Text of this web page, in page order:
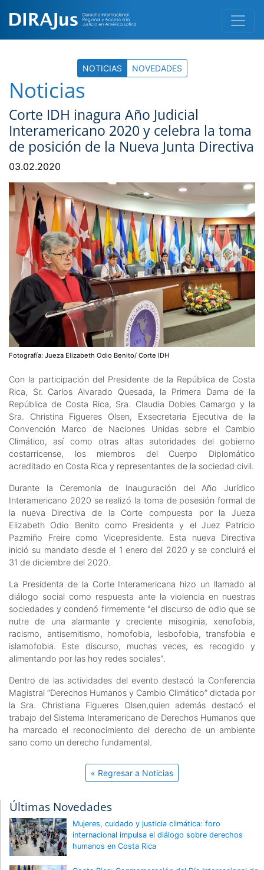
NOTICIAS NOVEDADES
Noticias
Corte IDH inagura Año Judicial
Interamericano 2020 y celebra la toma
de posición de la Nueva Junta Directiva
03.02.2020
Fotografía: Jueza Elizabeth Odio Benito/ Corte IDH
Con la participación del Presidente de la República de Costa
Rica, Sr. Carlos Alvarado Quesada, la Primera Dama de la
República de Costa Rica, Sra. Claudia Dobles Camargo y la
Sra. Christina Figueres Olsen, Exsecretaria Ejecutiva de la
Convención Marco de Naciones Unidas sobre el Cambio
Climático, así como otras altas autoridades del gobierno
costarricense, los miembros del Cuerpo Diplomático
acreditado en Costa Rica y representantes de la sociedad civil.
Durante la Ceremonia de Inauguración del Año Jurídico
Interamericano 2020 se realizó la toma de posesión formal de
la nueva Directiva de la Corte compuesta por la Jueza
Elizabeth Odio Benito como Presidenta y el Juez Patricio
Pazmiño Freire como Vicepresidente. Esta nueva Directiva
inició su mandato desde el 1 enero del 2020 y se concluirá el
31 de diciembre del 2020.
La Presidenta de la Corte Interamericana hizo un llamado al
diálogo social como respuesta ante la violencia en nuestras
sociedades y condenó firmemente "el discurso de odio que se
nutre de una alarmante y creciente misoginia, xenofobia,
racismo, antisemitismo, homofobia, lesbofobia, transfobia e
islamofobia. Este discurso, muchas veces, es recogido y
alimentando por las hoy redes sociales".
Dentro de las actividades del evento destacó la Conferencia
Magistral “Derechos Humanos y Cambio Climático” dictada por
la Sra. Christiana Figueres Olsen,quien además destacó el
trabajo del Sistema Interamericano de Derechos Humanos que
ha marcado el reconocimiento del derecho de un ambiente
sano como un derecho fundamental.
« Regresar a Noticias
Últimas Novedades
Mujeres, cuidado y justicia climática: foro
internacional impulsa el diálogo sobre derechos
humanos en Costa Rica